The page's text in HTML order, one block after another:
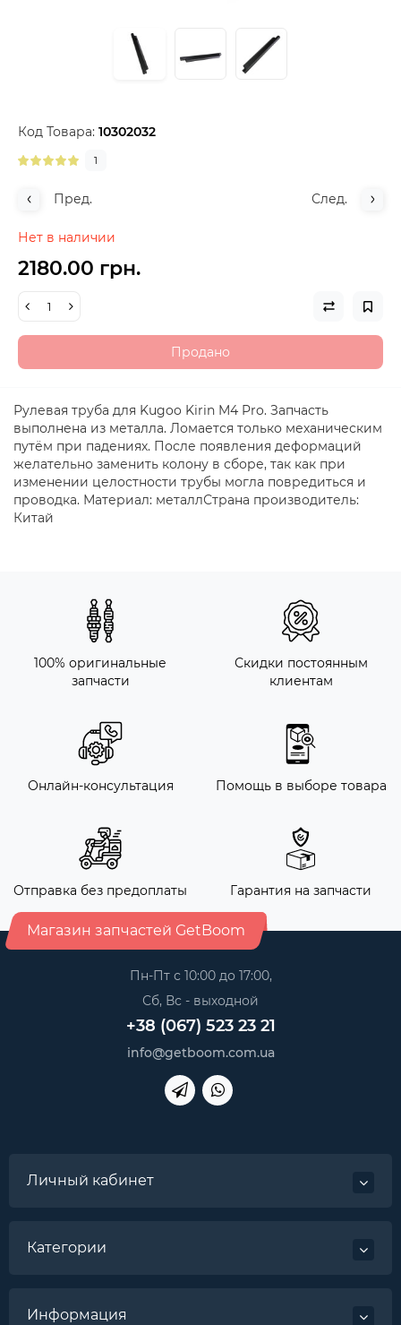
Код Товара: 10302032
1
Пред. След.
Нет в наличии
2180.00 грн.
Продано
Рулевая труба для Kugoo Kirin M4 Pro. Запчасть
выполнена из металла. Ломается только механическим
путём при падениях. После появления деформаций
желательно заменить колону в сборе, так как при
изменении целостности трубы могла повредиться и
проводка. Материал: металлСтрана производитель:
Китай
100% оригинальные
запчасти
Скидки постоянным
клиентам
Онлайн-консультация Помощь в выборе товара
Отправка без предоплаты Гарантия на запчасти
Магазин запчастей GetBoom
Пн-Пт с 10:00 до 17:00,
Сб, Вс - выходной
+38 (067) 523 23 21
info@getboom.com.ua
Личный кабинет
Категории
Информация